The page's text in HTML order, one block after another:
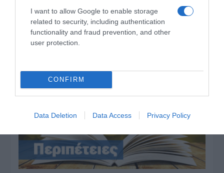
I want to allow Google to enable storage
related to security, including authentication
functionality and fraud prevention, and other
user protection.
CONFIRM
Data Deletion Data Access Privacy Policy
Όρθρος και Θεία Λειτουργία live: Δείτε την Κυριακή Ι΄
Ματθαίου
Προβληματίζει το κύμα φυγής των συνταξιούχων
ΤΟ ΒΙΒΛΙΟ ΣΤΟ “Π”